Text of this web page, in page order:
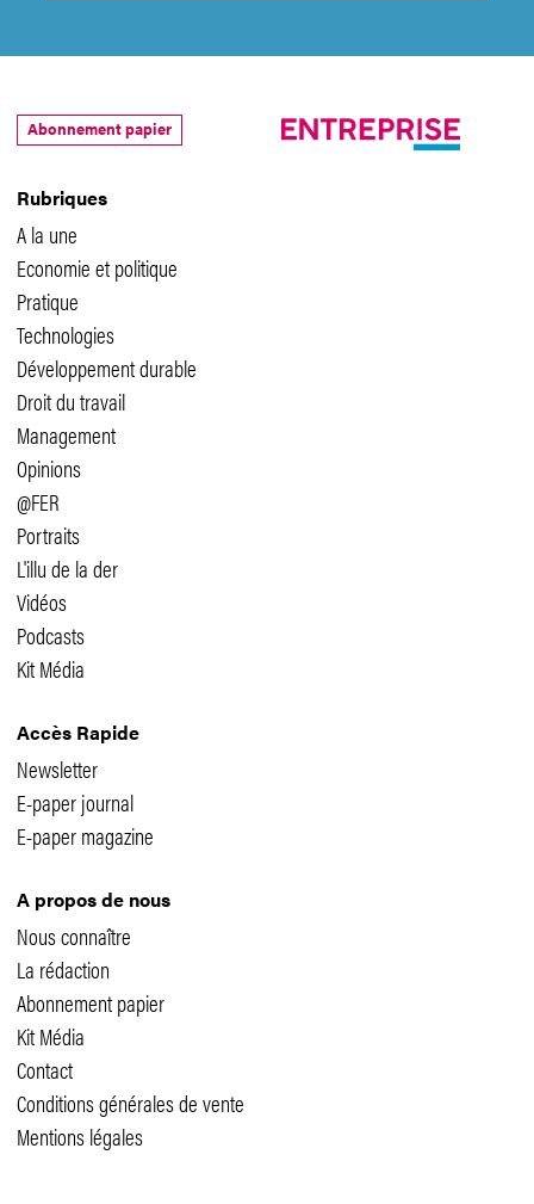
Rubriques
A la une
Economie et politique
Pratique
Technologies
Développement durable
Droit du travail
Management
Opinions
@FER
Portraits
L'illu de la der
Vidéos
Podcasts
Kit Média
Accès Rapide
Newsletter
E-paper journal
E-paper magazine
A propos de nous
Nous connaître
La rédaction
Abonnement papier
Kit Média
Contact
Conditions générales de vente
Mentions légales
Abonnement papier